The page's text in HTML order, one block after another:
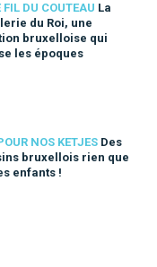
FIL DU COUTEAU La
du Roi, une
bruxelloise qui
les époques
qui traverse
NOS KETJES Des
bruxellois rien que
enfants !
les enfants !